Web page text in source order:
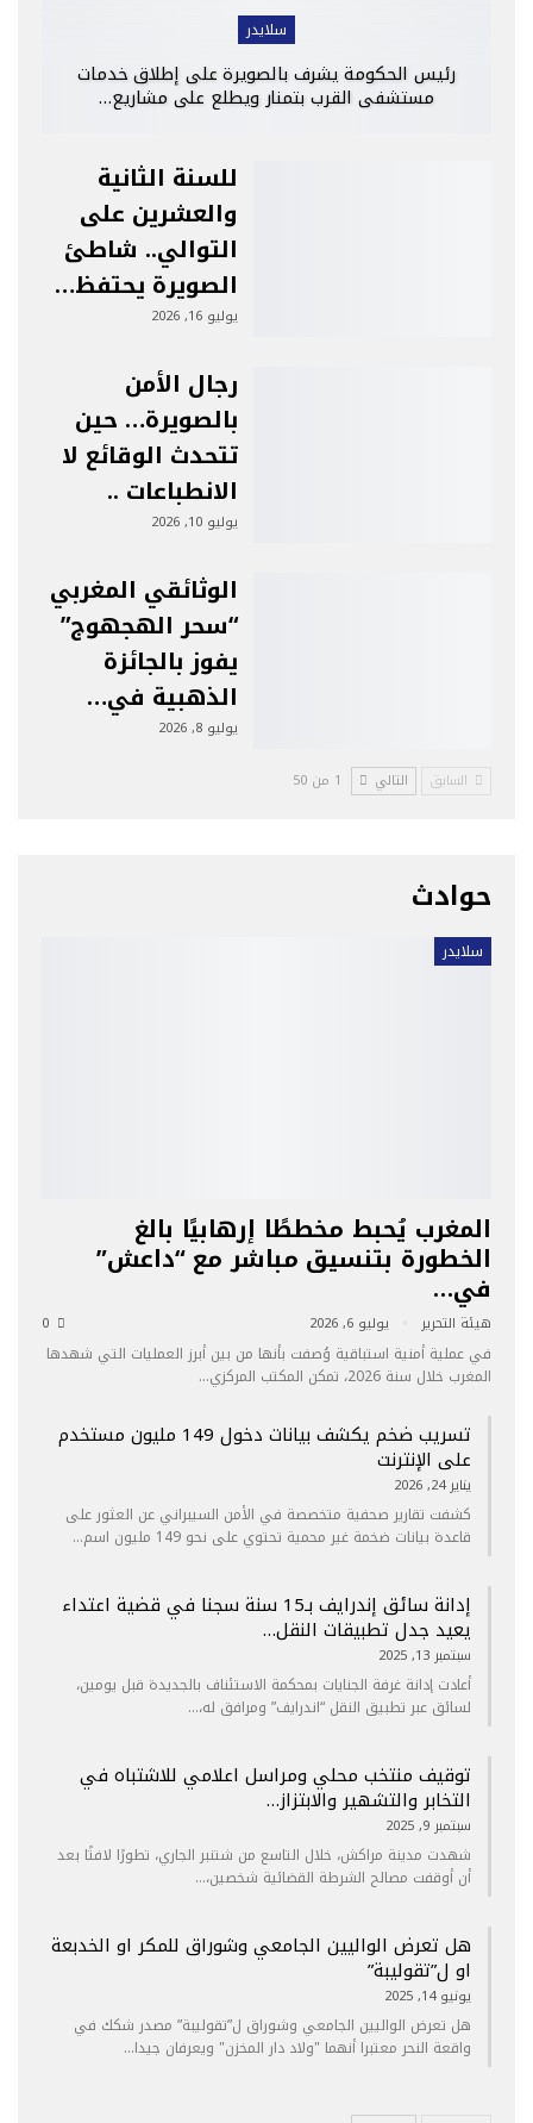
سلايدر
رئيس الحكومة يشرف بالصويرة على إطلاق خدمات
مستشفى القرب بتمنار ويطلع على مشاريع…
للسنة الثانية
والعشرين على
التوالي.. شاطئ
الصويرة يحتفظ…
يوليو 16, 2026
رجال الأمن
بالصويرة… حين
تتحدث الوقائع لا
الانطباعات ..
يوليو 10, 2026
الوثائقي المغربي
“سحر الهجهوج”
يفوز بالجائزة
الذهبية في…
يوليو 8, 2026
السابق التالي 1 من 50
حوادث
سلايدر
المغرب يُحبط مخططًا إرهابيًا بالغ
الخطورة بتنسيق مباشر مع “داعش”
في…
هيئة التحرير يوليو 6, 2026
في عملية أمنية استباقية وُصفت بأنها من بين أبرز العمليات التي شهدها
المغرب خلال سنة 2026، تمكن المكتب المركزي…
تسريب ضخم يكشف بيانات دخول 149 مليون مستخدم
على الإنترنت
يناير 24, 2026
كشفت تقارير صحفية متخصصة في الأمن السيبراني عن العثور على
قاعدة بيانات ضخمة غير محمية تحتوي على نحو 149 مليون اسم…
إدانة سائق إندرايف بـ15 سنة سجنا في قضية اعتداء
يعيد جدل تطبيقات النقل…
سبتمبر 13, 2025
أعادت إدانة غرفة الجنايات بمحكمة الاستئناف بالجديدة قبل يومين،
لسائق عبر تطبيق النقل “اندرايف” ومرافق له،…
توقيف منتخب محلي ومراسل اعلامي للاشتباه في
التخابر والتشهير والابتزاز…
سبتمبر 9, 2025
شهدت مدينة مراكش، خلال التاسع من شتنبر الجاري، تطورًا لافتًا بعد
أن أوقفت مصالح الشرطة القضائية شخصين،…
هل تعرض الواليين الجامعي وشوراق للمكر او الخدبعة
او ل”تقوليبة”
يونيو 14, 2025
هل تعرض الواليين الجامعي وشوراق ل”تقوليبة” مصدر شكك في
واقعة النحر معتبرا أنهما "ولاد دار المخزن" ويعرفان جيدا…